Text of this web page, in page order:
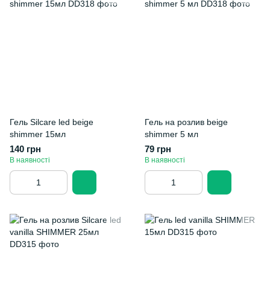
Гель Silcare led beige
shimmer 15мл
140 грн
В наявності
Гель на розлив beige
shimmer 5 мл
79 грн
В наявності